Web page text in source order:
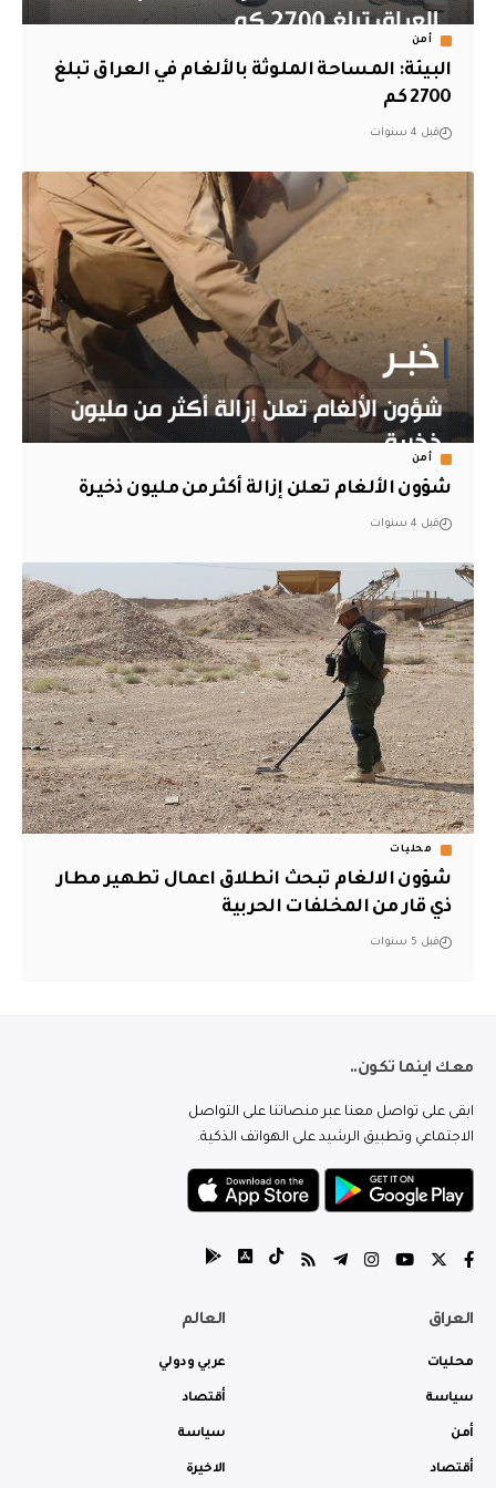
أمن
البيئة: المساحة الملوثة بالألغام في العراق تبلغ
2700 كم
قبل 4 سنوات
أمن
شؤون الألغام تعلن إزالة أكثر من مليون ذخيرة
قبل 4 سنوات
محليات
شؤون الالغام تبحث انطلاق اعمال تطهير مطار
ذي قار من المخلفات الحربية
قبل 5 سنوات
معك اينما تكون..
ابقى على تواصل معنا عبر منصاتنا على التواصل
الاجتماعي وتطبيق الرشيد على الهواتف الذكية.
العراق
محليات
سياسة
أمن
أقتصاد
العالم
عربي ودولي
أقتصاد
سياسة
الاخيرة